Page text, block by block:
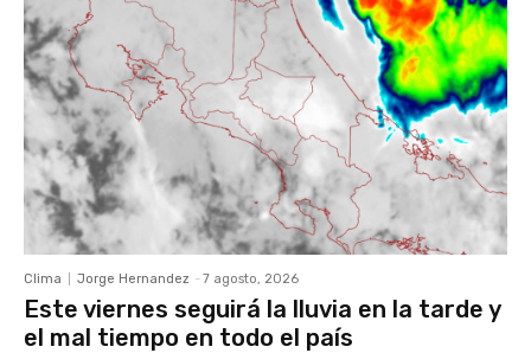
Clima Jorge Hernandez - 7 agosto, 2026
Este viernes seguirá la lluvia en la tarde y
el mal tiempo en todo el país